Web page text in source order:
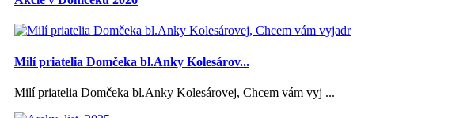
Milí priatelia Domčeka bl.Anky Kolesárov...
Milí priatelia Domčeka bl.Anky Kolesárovej, Chcem vám vyj ...